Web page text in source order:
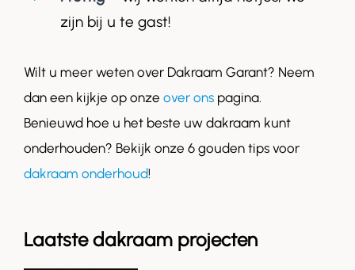
zijn bij u te gast!
Wilt u meer weten over Dakraam Garant? Neem
dan een kijkje op onze over ons pagina.
Benieuwd hoe u het beste uw dakraam kunt
onderhouden? Bekijk onze 6 gouden tips voor
dakraam onderhoud!
Laatste dakraam projecten